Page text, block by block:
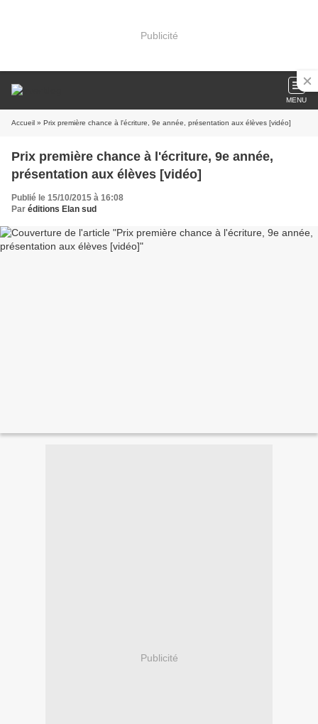
Publicité
MENU
Accueil » Prix première chance à l'écriture, 9e année, présentation aux élèves [vidéo]
Prix première chance à l'écriture, 9e année,
présentation aux élèves [vidéo]
Publié le 15/10/2015 à 16:08
Par éditions Elan sud
Publicité